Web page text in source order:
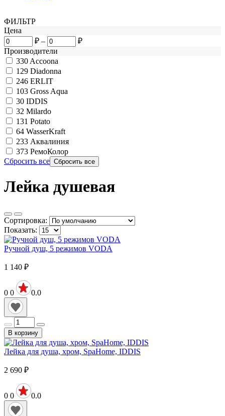
ФИЛЬТР
Цена
₽ –
₽
Производители
330 Accoona
129 Diadonna
246 ERLIT
103 Gross Aqua
30 IDDIS
32 Milardo
131 Potato
64 WasserKraft
233 Аквалиния
373 РемоКолор
Сбросить все
Лейка душевая
Сортировка:
Показать:
Ручной душ, 5 режимов VODA
1 140 ₽
0 0 0.0
В корзину
Лейка для душа, хром, SpaHome, IDDIS
2 690 ₽
0 0 0.0